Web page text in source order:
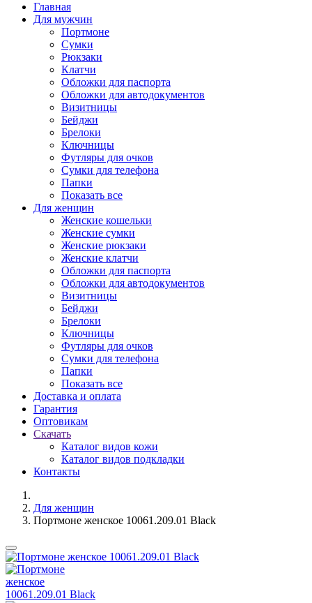
Главная
Для мужчин
Портмоне
Сумки
Рюкзаки
Клатчи
Обложки для паспорта
Обложки для автодокументов
Визитницы
Бейджи
Брелоки
Ключницы
Футляры для очков
Сумки для телефона
Папки
Показать все
Для женщин
Женские кошельки
Женские сумки
Женские рюкзаки
Женские клатчи
Обложки для паспорта
Обложки для автодокументов
Визитницы
Бейджи
Брелоки
Ключницы
Футляры для очков
Сумки для телефона
Папки
Показать все
Доставка и оплата
Гарантия
Оптовикам
Скачать
Каталог видов кожи
Каталог видов подкладки
Контакты
Для женщин
Портмоне женское 10061.209.01 Black